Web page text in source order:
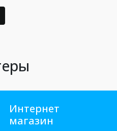
Интернет
магазин